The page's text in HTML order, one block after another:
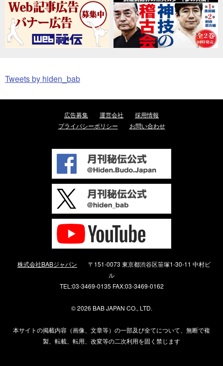
Tweets by hiden_bab
広告募集 運営会社
採用情報
プライバシーポリシー
お問い合わせ
株式会社BABジャパン
〒151-0073 東京都渋谷区笹塚1-30-11 中村ビ
ル
TEL:03-3469-0135 FAX:03-3469-0162
©2026 BAB JAPAN CO., LTD.
本サイトの掲載内容（画像、文章等）の一部及び全てについて、無断で複
製、転載、転用、改変等の二次利用を固く禁じます